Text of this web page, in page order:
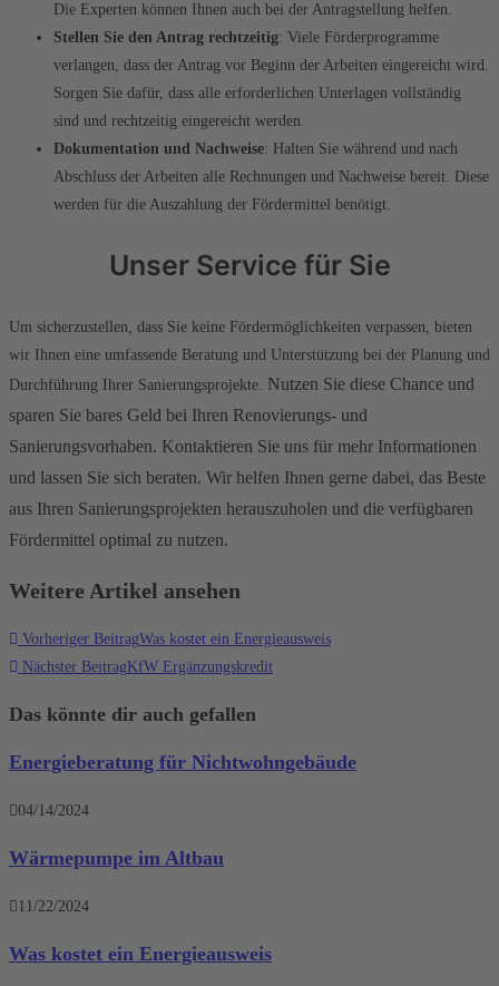
Die Experten können Ihnen auch bei der Antragstellung helfen.
Stellen Sie den Antrag rechtzeitig: Viele Förderprogramme
verlangen, dass der Antrag vor Beginn der Arbeiten eingereicht wird.
Sorgen Sie dafür, dass alle erforderlichen Unterlagen vollständig
sind und rechtzeitig eingereicht werden.
Dokumentation und Nachweise: Halten Sie während und nach
Abschluss der Arbeiten alle Rechnungen und Nachweise bereit. Diese
werden für die Auszahlung der Fördermittel benötigt.
Unser Service für Sie
Um sicherzustellen, dass Sie keine Fördermöglichkeiten verpassen, bieten
wir Ihnen eine umfassende Beratung und Unterstützung bei der Planung und
Durchführung Ihrer Sanierungsprojekte. Nutzen Sie diese Chance und
sparen Sie bares Geld bei Ihren Renovierungs- und
Sanierungsvorhaben. Kontaktieren Sie uns für mehr Informationen
und lassen Sie sich beraten. Wir helfen Ihnen gerne dabei, das Beste
aus Ihren Sanierungsprojekten herauszuholen und die verfügbaren
Fördermittel optimal zu nutzen.
Weitere Artikel ansehen
Vorheriger BeitragWas kostet ein Energieausweis
Nächster BeitragKfW Ergänzungskredit
Das könnte dir auch gefallen
Energieberatung für Nichtwohngebäude
04/14/2024
Wärmepumpe im Altbau
11/22/2024
Was kostet ein Energieausweis